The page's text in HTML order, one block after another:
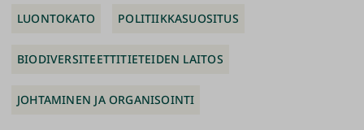
LUONTOKATO POLITIIKKASUOSITUS
BIODIVERSITEETTITIETEIDEN LAITOS
JOHTAMINEN JA ORGANISOINTI